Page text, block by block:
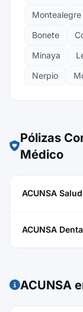
Bonete
Minaya
Nerpio
Pólizas
Médico
ACUNSA Salud
ACUNSA
ACUNSA